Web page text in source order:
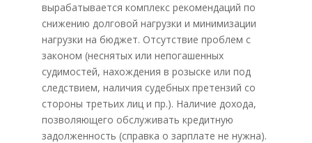
вырабатывается комплекс рекомендаций по
снижению долговой нагрузки и минимизации
нагрузки на бюджет. Отсутствие проблем с
законом (неснятых или непогашенных
судимостей, нахождения в розыске или под
следствием, наличия судебных претензий со
стороны третьих лиц и пр.). Наличие дохода,
позволяющего обслуживать кредитную
задолженность (справка о зарплате не нужна).